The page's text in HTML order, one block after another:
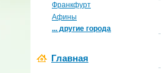
Франкфурт
Афины
... другие города
Главная